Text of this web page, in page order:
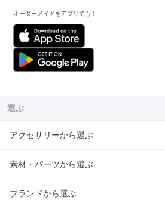
オーダーメイドをアプリでも！
選ぶ
アクセサリーから選ぶ
素材・パーツから選ぶ
ブランドから選ぶ